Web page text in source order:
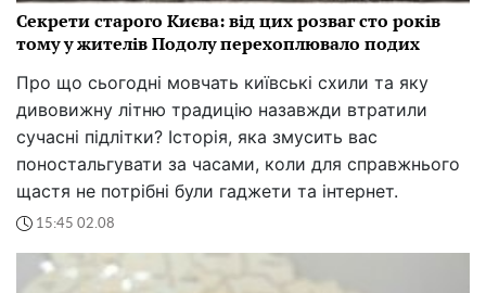
Секрети старого Києва: від цих розваг сто років
тому у жителів Подолу перехоплювало подих
Про що сьогодні мовчать київські схили та яку
дивовижну літню традицію назавжди втратили
сучасні підлітки? Історія, яка змусить вас
поностальгувати за часами, коли для справжнього
щастя не потрібні були гаджети та інтернет.
15:45 02.08